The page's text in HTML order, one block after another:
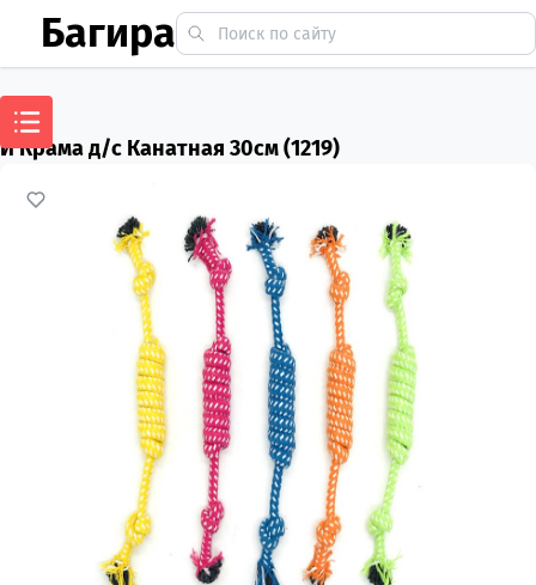
Багира
И Крама д/с Канатная 30см (1219)